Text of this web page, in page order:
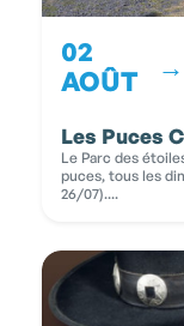
02
AOÛT
→
Les Puces
Le Parc des
puces, tous les
26/07)....